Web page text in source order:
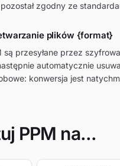
zgodny ze
plików {format}
są przesyłane przez
automatycznie
konwersja jest
PPM na...